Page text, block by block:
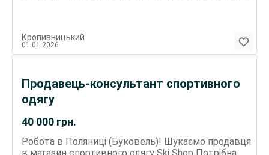
Переписывание текстов (рерайтинг)
Редактирование и корректура Исправление
письменная речь Работа с текстами онлайн
Языки: Русский - уверенно Украинский - уверенно
Формат работы: Удалённо (онлайн) Гибкий график
Личные качества: Внимательность Усидчивость
Ответственность Аккуратность
Исполнительность ПИШИТЕ В ТЕЛЕГРАМ
Кропивницький
01.01.2026
40 000 грн.
Продавець-консультант спортивного
одягу
Робота в Поляниці (Буковель)! Шукаємо продавця